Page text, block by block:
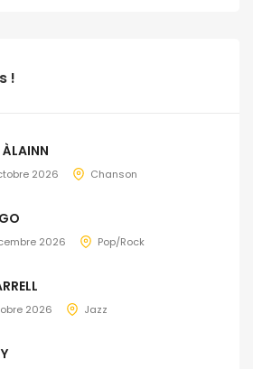
!
2026 Chanson
2026 Pop/Rock
2026 Jazz